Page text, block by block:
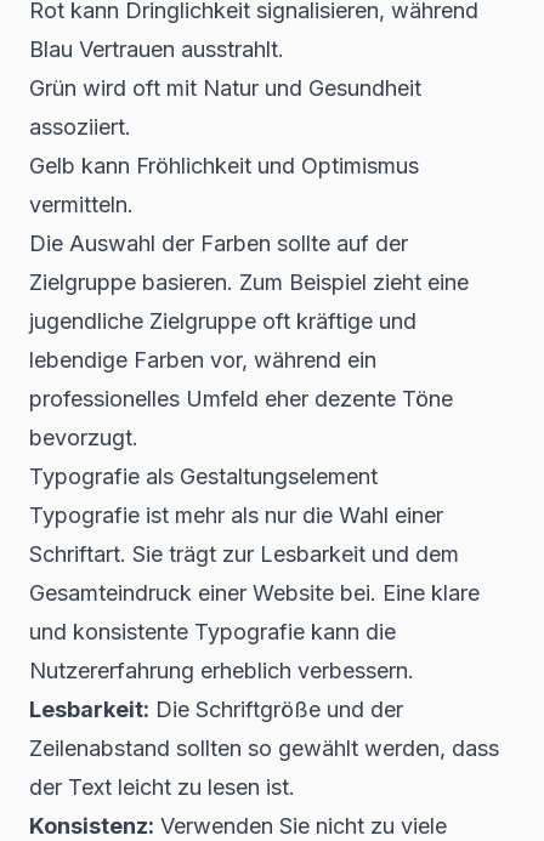
Rot kann Dringlichkeit signalisieren, während
Blau Vertrauen ausstrahlt.
Grün wird oft mit Natur und Gesundheit
assoziiert.
Gelb kann Fröhlichkeit und Optimismus
vermitteln.
Die Auswahl der Farben sollte auf der
Zielgruppe basieren. Zum Beispiel zieht eine
jugendliche Zielgruppe oft kräftige und
lebendige Farben vor, während ein
professionelles Umfeld eher dezente Töne
bevorzugt.
Typografie als Gestaltungselement
Typografie ist mehr als nur die Wahl einer
Schriftart. Sie trägt zur Lesbarkeit und dem
Gesamteindruck einer Website bei. Eine klare
und konsistente Typografie kann die
Nutzererfahrung erheblich verbessern.
Lesbarkeit: Die Schriftgröße und der
Zeilenabstand sollten so gewählt werden, dass
der Text leicht zu lesen ist.
Konsistenz: Verwenden Sie nicht zu viele